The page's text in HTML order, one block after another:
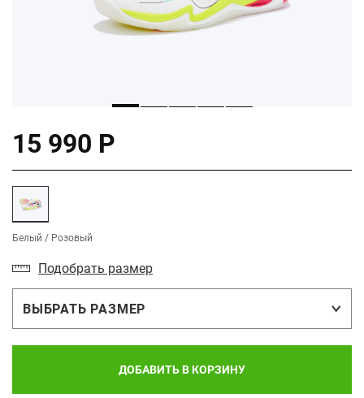
15 990 Р
Белый / Розовый
Подобрать размер
ВЫБРАТЬ РАЗМЕР
ДОБАВИТЬ В КОРЗИНУ